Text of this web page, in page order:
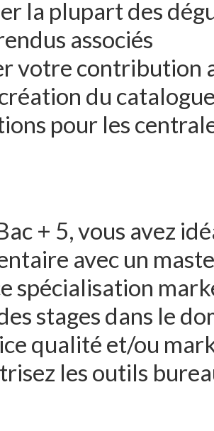
la plupart des
associés
votre contribution
du
pour les
+ 5, vous avez
avec un
spécialisation
stages dans le
qualité et/ou
les outils